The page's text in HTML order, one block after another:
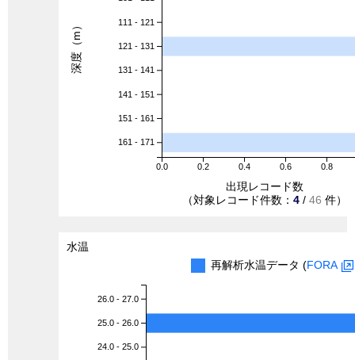
0.0 0.2 0.4 0.6 0.8
111 - 121
121 - 131
131 - 141
141 - 151
151 - 161
161 - 171
出現レコード数
（対象レコード件数： 4 / 46 件）
深度（m）
水温
再解析水温データ (FORA
26.0 - 27.0
25.0 - 26.0
24.0 - 25.0